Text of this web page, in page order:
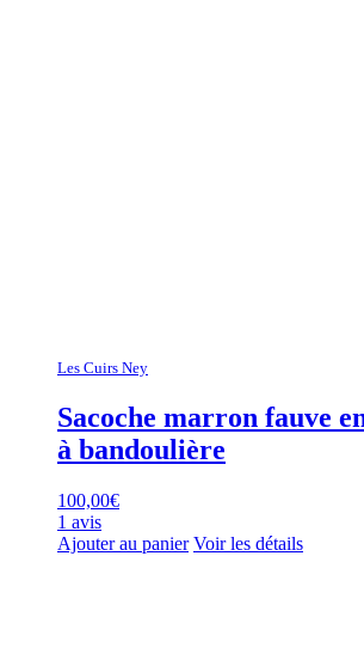
Les Cuirs Ney
Sacoche marron fauve
à bandoulière
100,00€
1 avis
Ajouter au panier Voir les détails